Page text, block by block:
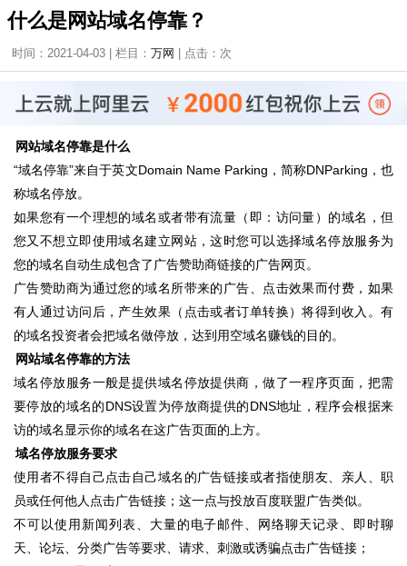
什么是网站域名停靠？
时间：2021-04-03 | 栏目： 万网 | 点击： 次
网站域名停靠是什么
“域名停靠”来自于英文Domain Name Parking，简称DNParking，也
称域名停放。
如果您有一个理想的域名或者带有流量（即：访问量）的域名，但
您又不想立即使用域名建立网站，这时您可以选择域名停放服务为
您的域名自动生成包含了广告赞助商链接的广告网页。
广告赞助商为通过您的域名所带来的广告、点击效果而付费，如果
有人通过访问后，产生效果（点击或者订单转换）将得到收入。有
的域名投资者会把域名做停放，达到用空域名赚钱的目的。
网站域名停靠的方法
域名停放服务一般是提供域名停放提供商，做了一程序页面，把需
要停放的域名的DNS设置为停放商提供的DNS地址，程序会根据来
访的域名显示你的域名在这广告页面的上方。
域名停放服务要求
使用者不得自己点击自己域名的广告链接或者指使朋友、亲人、职
员或任何他人点击广告链接；这一点与投放百度联盟广告类似。
不可以使用新闻列表、大量的电子邮件、网络聊天记录、即时聊
天、论坛、分类广告等要求、请求、刺激或诱骗点击广告链接；